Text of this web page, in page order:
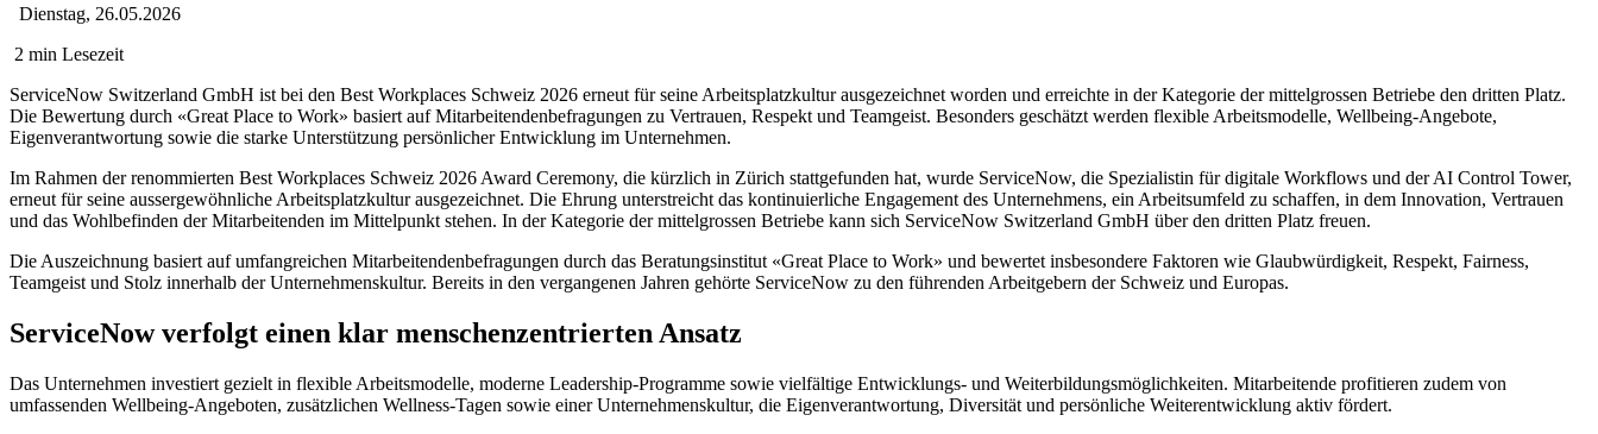
Dienstag, 26.05.2026
2 min Lesezeit
ServiceNow Switzerland GmbH ist bei den Best Workplaces Schweiz 2026 erneut für seine Arbeitsplatzkultur ausgezeichnet worden und erreichte in der Kategorie der mittelgrossen Betriebe den dritten Platz.
Die Bewertung durch «Great Place to Work» basiert auf Mitarbeitendenbefragungen zu Vertrauen, Respekt und Teamgeist. Besonders geschätzt werden flexible Arbeitsmodelle, Wellbeing-Angebote,
Eigenverantwortung sowie die starke Unterstützung persönlicher Entwicklung im Unternehmen.
Im Rahmen der renommierten Best Workplaces Schweiz 2026 Award Ceremony, die kürzlich in Zürich stattgefunden hat, wurde ServiceNow, die Spezialistin für digitale Workflows und der AI Control Tower,
erneut für seine aussergewöhnliche Arbeitsplatzkultur ausgezeichnet. Die Ehrung unterstreicht das kontinuierliche Engagement des Unternehmens, ein Arbeitsumfeld zu schaffen, in dem Innovation, Vertrauen
und das Wohlbefinden der Mitarbeitenden im Mittelpunkt stehen. In der Kategorie der mittelgrossen Betriebe kann sich ServiceNow Switzerland GmbH über den dritten Platz freuen.
Die Auszeichnung basiert auf umfangreichen Mitarbeitendenbefragungen durch das Beratungsinstitut «Great Place to Work» und bewertet insbesondere Faktoren wie Glaubwürdigkeit, Respekt, Fairness,
Teamgeist und Stolz innerhalb der Unternehmenskultur. Bereits in den vergangenen Jahren gehörte ServiceNow zu den führenden Arbeitgebern der Schweiz und Europas.
ServiceNow verfolgt einen klar menschenzentrierten Ansatz
Das Unternehmen investiert gezielt in flexible Arbeitsmodelle, moderne Leadership-Programme sowie vielfältige Entwicklungs- und Weiterbildungsmöglichkeiten. Mitarbeitende profitieren zudem von
umfassenden Wellbeing-Angeboten, zusätzlichen Wellness-Tagen sowie einer Unternehmenskultur, die Eigenverantwortung, Diversität und persönliche Weiterentwicklung aktiv fördert.